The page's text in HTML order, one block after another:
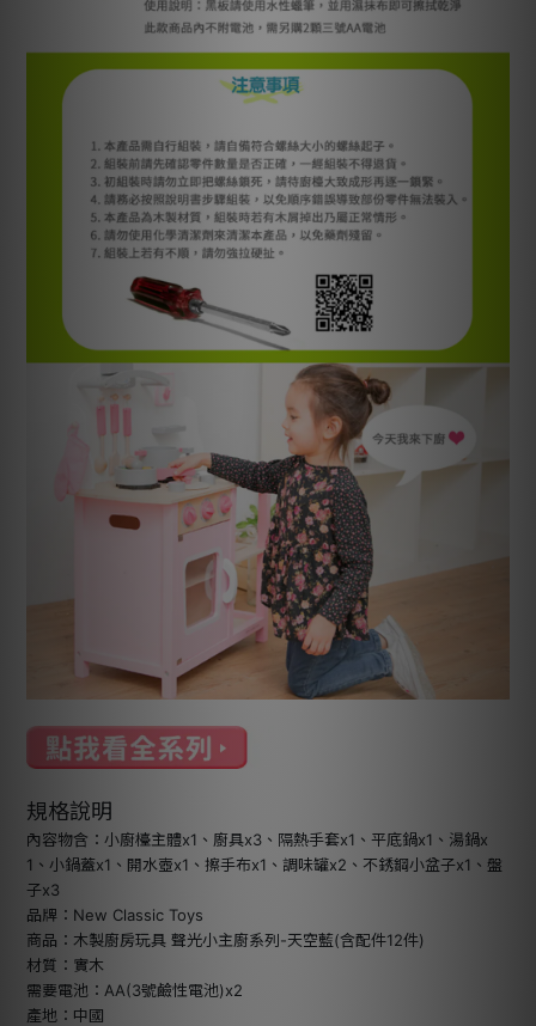
規格說明
內容物含：小廚檯主體x1、廚具x3、隔熱手套x1、平底鍋x1、湯鍋x
1、小鍋蓋x1、開水壺x1、擦手布x1、調味罐x2、不銹鋼小盆子x1、盤
子x3
品牌：New Classic Toys
商品：木製廚房玩具 聲光小主廚系列-天空藍(含配件12件)
材質：實木
需要電池：AA(3號鹼性電池)x2
產地：中國